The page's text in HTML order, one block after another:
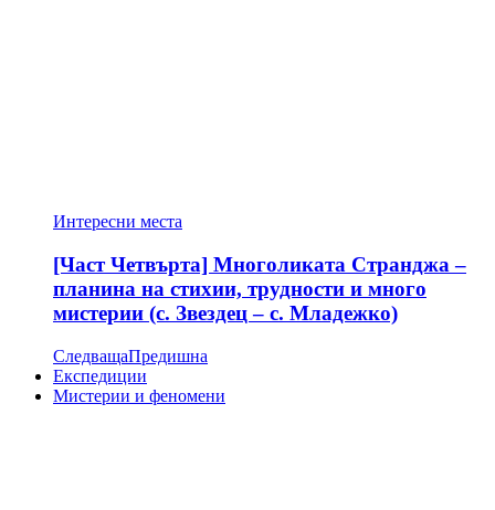
Интересни места
[Част Четвърта] Многоликата Странджа –
планина на стихии, трудности и много
мистерии (с. Звездец – с. Младежко)
СледващаПредишна
Експедиции
Мистерии и феномени